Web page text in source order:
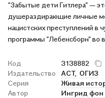
"Забытые дети Гитлера" —
душераздирающие личные
нацистских преступлений в
программы "Лебенсборн" во
Код
3138882
Издательство
АСТ, ОГИЗ
Серия
Живая
Автор
Ингрид фон